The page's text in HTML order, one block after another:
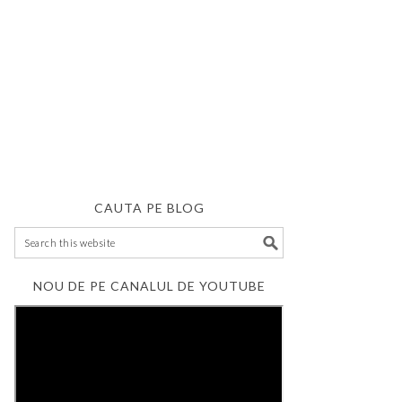
CAUTA PE BLOG
NOU DE PE CANALUL DE YOUTUBE